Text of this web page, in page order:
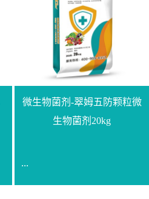
微生物菌剂-翠姆五防颗粒微
生物菌剂20kg
...